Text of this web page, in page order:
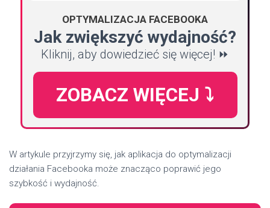
OPTYMALIZACJA FACEBOOKA
Jak zwiększyć wydajność?
Kliknij, aby dowiedzieć się więcej! ⏩
ZOBACZ WIĘCEJ ⤵️
W artykule przyjrzymy się, jak aplikacja do optymalizacji
działania Facebooka może znacząco poprawić jego
szybkość i wydajność.